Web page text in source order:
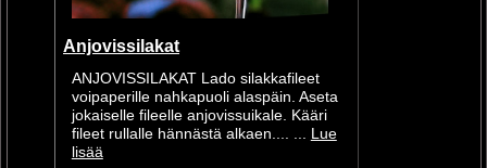
Anjovissilakat
ANJOVISSILAKAT Lado silakkafileet
voipaperille nahkapuoli alaspäin. Aseta
jokaiselle fileelle anjovissuikale. Kääri
fileet rullalle hännästä alkaen.... ... Lue
lisää